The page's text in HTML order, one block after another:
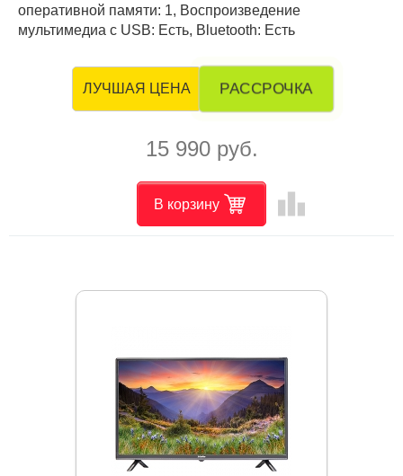
оперативной памяти: 1, Воспроизведение
мультимедиа с USB: Есть, Bluetooth: Есть
ЛУЧШАЯ ЦЕНА РАССРОЧКА
15 990 руб.
В корзину leaderboard